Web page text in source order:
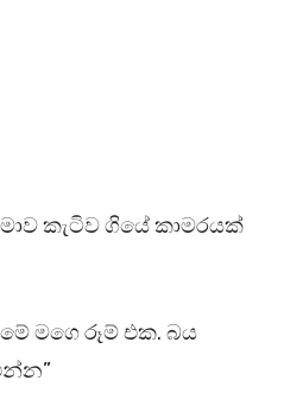
කැටිව ගියේ කාමරයක්
මගෙ රූම් එක. බය